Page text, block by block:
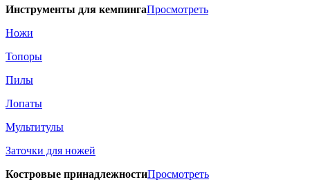
Инструменты для кемпингаПросмотреть
Ножи
Топоры
Пилы
Лопаты
Мультитулы
Заточки для ножей
Костровые принадлежностиПросмотреть